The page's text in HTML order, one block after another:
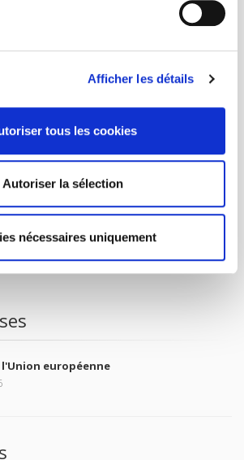
Afficher les détails
tous les cookies
Autoriser la sélection
nécessaires uniquement
PRESS has a threefold role: to publish
debate.continue
l'Union européenne